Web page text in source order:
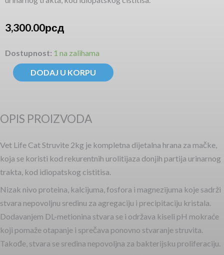
3,300.00рсд
Dostupnost: 1 na zalihama
Vet
Life
Cat
količina
DODAJ U KORPU
OPIS PROIZVODA
Vet Life Cat Struvite 2kg je kompletna dijetalna hrana za mačke,
koja se koristi kod rekurentnih urolitijaza donjih partija urinarnog
trakta, kod idiopatskog cistitisa.
Nizak nivo proteina, kalcijuma, fosfora i magnezijuma koje sadrži
stvara nepovoljnu sredinu za agregaciju i precipitaciju kristala.
Dodavanjem DL-metionina stvara se i održava kiseli pH mokraće
koji pomaže otapanje i sprečava ponovno stvaranje struvita.
Takođe, stvara se sredina nepovoljna za bakterijsku proliferaciju.